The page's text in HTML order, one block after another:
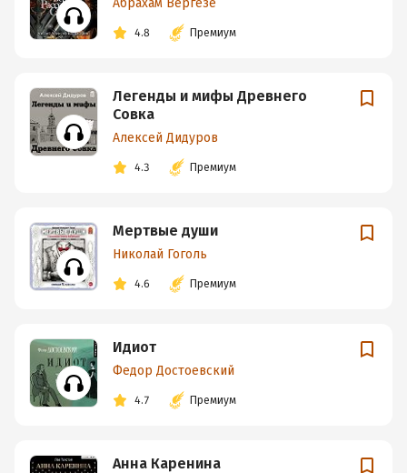
Абрахам Вергезе
4.8 Премиум
Легенды и мифы Древнего
Совка
Алексей Дидуров
4.3 Премиум
Мертвые души
Николай Гоголь
4.6 Премиум
Идиот
Федор Достоевский
4.7 Премиум
Анна Каренина